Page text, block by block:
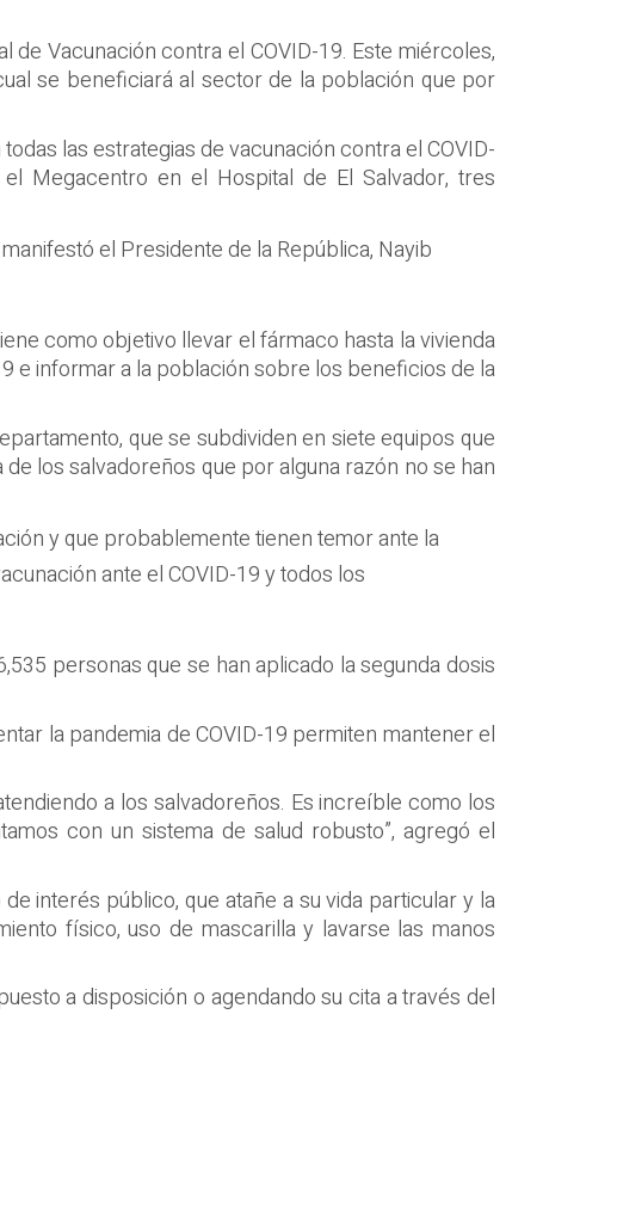
Vacunación contra el COVID-19. Este miércoles,
se beneficiará al sector de la población que por
las estrategias de vacunación contra el COVID-
Megacentro en el Hospital de El Salvador, tres
el Presidente de la República, Nayib
como objetivo llevar el fármaco hasta la vivienda
e informar a la población sobre los beneficios de la
que se subdividen en siete equipos que
los salvadoreños que por alguna razón no se han
y que probablemente tienen temor ante la
ante el COVID-19 y todos los
personas que se han aplicado la segunda dosis
la pandemia de COVID-19 permiten mantener el
a los salvadoreños. Es increíble como los
con un sistema de salud robusto”, agregó el
interés público, que atañe a su vida particular y la
físico, uso de mascarilla y lavarse las manos
a disposición o agendando su cita a través del